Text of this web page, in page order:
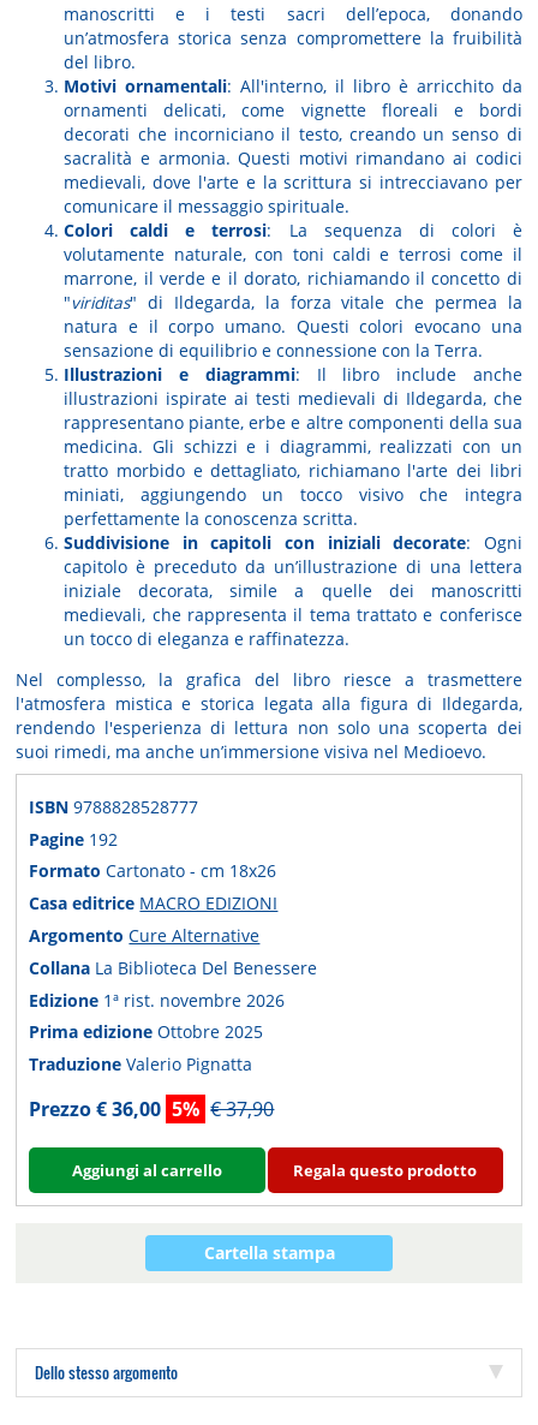
manoscritti e i testi sacri dell’epoca, donando
un’atmosfera storica senza compromettere la fruibilità
del libro.
Motivi ornamentali: All'interno, il libro è arricchito da
ornamenti delicati, come vignette floreali e bordi
decorati che incorniciano il testo, creando un senso di
sacralità e armonia. Questi motivi rimandano ai codici
medievali, dove l'arte e la scrittura si intrecciavano per
comunicare il messaggio spirituale.
Colori caldi e terrosi: La sequenza di colori è
volutamente naturale, con toni caldi e terrosi come il
marrone, il verde e il dorato, richiamando il concetto di
"viriditas" di Ildegarda, la forza vitale che permea la
natura e il corpo umano. Questi colori evocano una
sensazione di equilibrio e connessione con la Terra.
Illustrazioni e diagrammi: Il libro include anche
illustrazioni ispirate ai testi medievali di Ildegarda, che
rappresentano piante, erbe e altre componenti della sua
medicina. Gli schizzi e i diagrammi, realizzati con un
tratto morbido e dettagliato, richiamano l'arte dei libri
miniati, aggiungendo un tocco visivo che integra
perfettamente la conoscenza scritta.
Suddivisione in capitoli con iniziali decorate: Ogni
capitolo è preceduto da un’illustrazione di una lettera
iniziale decorata, simile a quelle dei manoscritti
medievali, che rappresenta il tema trattato e conferisce
un tocco di eleganza e raffinatezza.
Nel complesso, la grafica del libro riesce a trasmettere
l'atmosfera mistica e storica legata alla figura di Ildegarda,
rendendo l'esperienza di lettura non solo una scoperta dei
suoi rimedi, ma anche un’immersione visiva nel Medioevo.
ISBN9788828528777
Pagine 192
FormatoCartonato - cm 18x26
Casa editrice MACRO EDIZIONI
ArgomentoCure Alternative
Collana La Biblioteca Del Benessere
Edizione 1ª rist. novembre 2026
Prima edizioneOttobre 2025
TraduzioneValerio Pignatta
Prezzo € 36,00 5% € 37,90
Aggiungi al carrello Regala questo prodotto
Cartella stampa
Dello stesso argomento